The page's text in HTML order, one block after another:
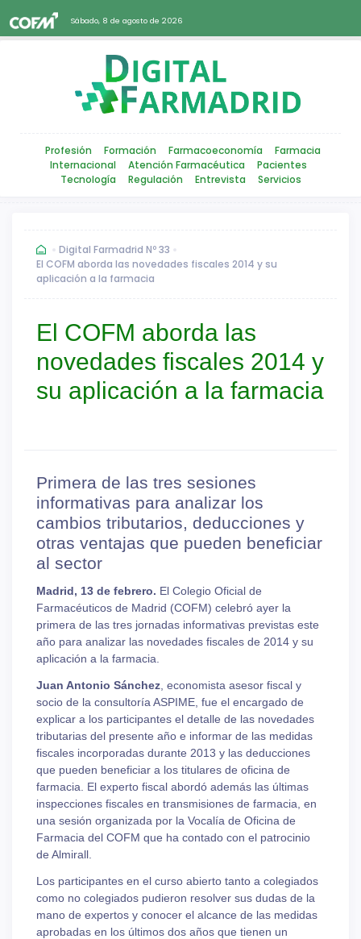
Sábado, 8 de agosto de 2026
Profesión Formación Farmacoeconomía
Farmacia
Internacional
Atención Farmacéutica
Pacientes
Tecnología
Regulación Entrevista Servicios
Digital Farmadrid Nº 33
El COFM aborda las novedades fiscales 2014 y su
aplicación a la farmacia
El COFM aborda las
novedades fiscales 2014 y
su aplicación a la farmacia
Primera de las tres sesiones
informativas para analizar los
cambios tributarios, deducciones y
otras ventajas que pueden beneficiar
al sector
Madrid, 13 de febrero. El Colegio Oficial de
Farmacéuticos de Madrid (COFM) celebró ayer la
primera de las tres jornadas informativas previstas este
año para analizar las novedades fiscales de 2014 y su
aplicación a la farmacia.
Juan Antonio Sánchez , economista asesor fiscal y
socio de la consultoría ASPIME, fue el encargado de
explicar a los participantes el detalle de las novedades
tributarias del presente año e informar de las medidas
fiscales incorporadas durante 2013 y las deducciones
que pueden beneficiar a los titulares de oficina de
farmacia. El experto fiscal abordó además las últimas
inspecciones fiscales en transmisiones de farmacia, en
una sesión organizada por la Vocalía de Oficina de
Farmacia del COFM que ha contado con el patrocinio
de Almirall.
Los participantes en el curso abierto tanto a colegiados
como no colegiados pudieron resolver sus dudas de la
mano de expertos y conocer el alcance de las medidas
aprobadas en los últimos dos años que tienen un